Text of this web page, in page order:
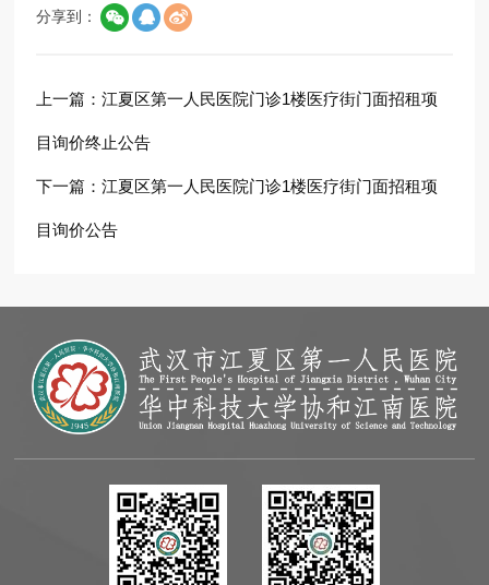
分享到：
上一篇：江夏区第一人民医院门诊1楼医疗街门面招租项
目询价终止公告
下一篇：江夏区第一人民医院门诊1楼医疗街门面招租项
目询价公告